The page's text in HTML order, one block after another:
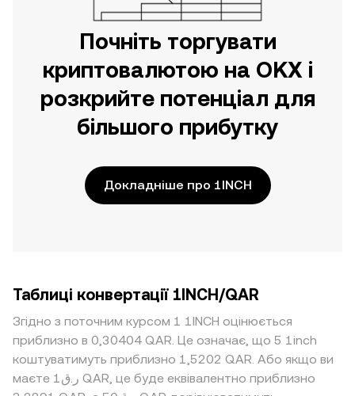
Почніть торгувати
криптовалютою на OKX і
розкрийте потенціал для
більшого прибутку
Докладніше про 1INCH
Таблиці конвертації 1INCH/QAR
Згідно з поточним курсом 1 1INCH оцінюється
приблизно в 0,30404 QAR. Це означає, що 5 1inch
коштуватимуть приблизно 1,5202 QAR. Або якщо ви
маєте ر.ق1 QAR, це буде еквівалентно приблизно